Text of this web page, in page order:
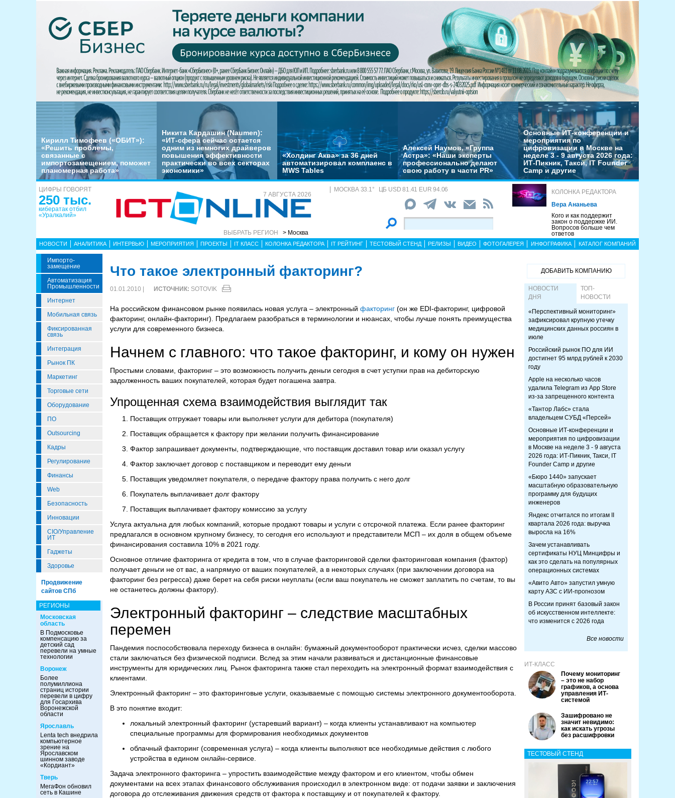
Кирилл Тимофеев («ОБИТ»):
«Решить проблемы,
связанные с
импортозамещением, поможет
планомерная работа»
Никита Кардашин (Naumen):
«ИТ-сфера сейчас остается
одним из немногих драйверов
повышения эффективности
практически во всех секторах
экономики»
«Холдинг Аква» за 36 дней
автоматизировал комплаенс в
MWS Tables
Алексей Наумов, «Группа
Астра»: «Наши эксперты
профессионально делают
свою работу в части PR»
Основные ИТ-конференции и
мероприятия по
цифровизации в Москве на
неделе 3 - 9 августа 2026 года:
ИТ-Пикник, Такси, IT Founder
Camp и другие
ЦИФРЫ ГОВОРЯТ
250 тыс.
кибератак отбил
«Уралкалий»
7 АВГУСТА 2026
ВЫБРАТЬ РЕГИОН > Москва
МОСКВА 33.1° ЦБ USD 81.41 EUR 94.06
КОЛОНКА РЕДАКТОРА
Вера Ананьева
Кого и как поддержит
закон о поддержке ИИ.
Вопросов больше чем
ответов
НОВОСТИ АНАЛИТИКА ИНТЕРВЬЮ МЕРОПРИЯТИЯ ПРОЕКТЫ IT КЛАСС КОЛОНКА РЕДАКТОРА IT РЕЙТИНГ ТЕСТОВЫЙ СТЕНД РЕЛИЗЫ ВИДЕО ФОТОГАЛЕРЕЯ ИНФОГРАФИКА КАТАЛОГ КОМПАНИЙ
Импорто­
Замещение
Автоматизация
Промышленности
Интернет
Мобильная связь
Фиксированная
связь
Интеграция
Рынок ПК
Маркетинг
Торговые сети
Оборудование
ПО
Outsourcing
Кадры
Регулирование
Финансы
Web
Безопасность
Инновации
CIO/Управление
ИТ
Гаджеты
Здоровье
Продвижение
сайтов СПб
РЕГИОНЫ
Московская
область
В Подмосковье
компенсацию за
детский сад
перевели на умные
технологии
Воронеж
Более
полумиллиона
страниц истории
перевели в цифру
для Госархива
Воронежской
области
Ярославль
Lenta tech внедрила
компьютерное
зрение на
Ярославском
шинном заводе
«Кордиант»
Тверь
МегаФон обновил
сеть в Кашине
Что такое электронный факторинг?
01.01.2010 | ИСТОЧНИК: SOTOVIK
На российском финансовом рынке появилась новая услуга – электронный факторинг (он же EDI-факторинг, цифровой
факторинг, онлайн-факторинг). Предлагаем разобраться в терминологии и нюансах, чтобы лучше понять преимущества
услуги для современного бизнеса.
Начнем с главного: что такое факторинг, и кому он нужен
Простыми словами, факторинг – это возможность получить деньги сегодня в счет уступки прав на дебиторскую
задолженность ваших покупателей, которая будет погашена завтра.
Упрощенная схема взаимодействия выглядит так
Поставщик отгружает товары или выполняет услуги для дебитора (покупателя)
Поставщик обращается к фактору при желании получить финансирование
Фактор запрашивает документы, подтверждающие, что поставщик доставил товар или оказал услугу
Фактор заключает договор с поставщиком и переводит ему деньги
Поставщик уведомляет покупателя, о передаче фактору права получить с него долг
Покупатель выплачивает долг фактору
Поставщик выплачивает фактору комиссию за услугу
Услуга актуальна для любых компаний, которые продают товары и услуги с отсрочкой платежа. Если ранее факторинг
предлагался в основном крупному бизнесу, то сегодня его используют и представители МСП – их доля в общем объеме
финансирования составила 10% в 2021 году.
Основное отличие факторинга от кредита в том, что в случае факторинговой сделки факторинговая компания (фактор)
получает деньги не от вас, а напрямую от ваших покупателей, а в некоторых случаях (при заключении договора на
факторинг без регресса) даже берет на себя риски неуплаты (если ваш покупатель не сможет заплатить по счетам, то вы
не останетесь должны фактору).
Электронный факторинг – следствие масштабных
перемен
Пандемия поспособствовала переходу бизнеса в онлайн: бумажный документооборот практически исчез, сделки массово
стали заключаться без физической подписи. Вслед за этим начали развиваться и дистанционные финансовые
инструменты для юридических лиц. Рынок факторинга также стал переходить на электронный формат взаимодействия с
клиентами.
Электронный факторинг – это факторинговые услуги, оказываемые с помощью системы электронного документооборота.
В это понятие входит:
локальный электронный факторинг (устаревший вариант) – когда клиенты устанавливают на компьютер
специальные программы для формирования необходимых документов
облачный факторинг (современная услуга) – когда клиенты выполняют все необходимые действия с любого
устройства в едином онлайн-сервисе.
Задача электронного факторинга – упростить взаимодействие между фактором и его клиентом, чтобы обмен
документами на всех этапах финансового обслуживания происходил в электронном виде: от подачи заявки и заключения
договора до отслеживания движения средств от фактора к поставщику и от покупателей к фактору.
ДОБАВИТЬ КОМПАНИЮ
НОВОСТИ
ДНЯ
ТОП-
НОВОСТИ
«Перспективный мониторинг»
зафиксировал крупную утечку
медицинских данных россиян в
июле
Российский рынок ПО для ИИ
достигнет 95 млрд рублей к 2030
году
Apple на несколько часов
удалила Telegram из App Store
из-за запрещенного контента
«Тантор Лабс» стала
владельцем СУБД «Персей»
Основные ИТ-конференции и
мероприятия по цифровизации
в Москве на неделе 3 - 9 августа
2026 года: ИТ-Пикник, Такси, IT
Founder Camp и другие
«Бюро 1440» запускает
масштабную образовательную
программу для будущих
инженеров
Яндекс отчитался по итогам II
квартала 2026 года: выручка
выросла на 16%
Зачем устанавливать
сертификаты НУЦ Минцифры и
как это сделать на популярных
операционных системах
«Авито Авто» запустил умную
карту АЗС с ИИ-прогнозом
В России принят базовый закон
об искусственном интеллекте:
что изменится с 2026 года
Все новости
ИТ-КЛАСС
Почему мониторинг
– это не набор
графиков, а основа
управления ИТ-
системой
Зашифровано не
значит невидимо:
как искать угрозы
без расшифровки
ТЕСТОВЫЙ СТЕНД